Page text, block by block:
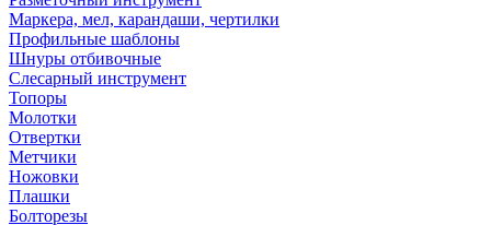
Маркера, мел, карандаши, чертилки
Профильные шаблоны
Шнуры отбивочные
Слесарный инструмент
Топоры
Молотки
Отвертки
Метчики
Ножовки
Плашки
Болторезы